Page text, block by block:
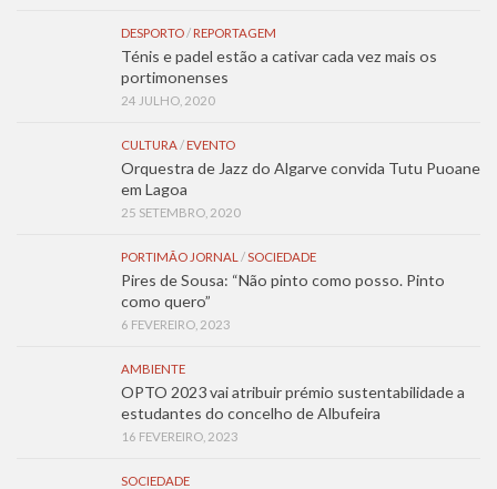
DESPORTO/ REPORTAGEM
Ténis e padel estão a cativar cada vez mais os
portimonenses
24 JULHO, 2020
CULTURA/ EVENTO
Orquestra de Jazz do Algarve convida Tutu Puoane
em Lagoa
25 SETEMBRO, 2020
PORTIMÃO JORNAL /SOCIEDADE
Pires de Sousa: “Não pinto como posso. Pinto
como quero”
6 FEVEREIRO, 2023
AMBIENTE
OPTO 2023 vai atribuir prémio sustentabilidade a
estudantes do concelho de Albufeira
16 FEVEREIRO, 2023
SOCIEDADE